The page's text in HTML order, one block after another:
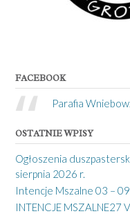
FACEBOOK
Parafia
OSTATNIE WPISY
Ogłoszenia
sierpnia 2026 r.
Intencje Mszalne 03 –
INTENCJE MSZALNE27